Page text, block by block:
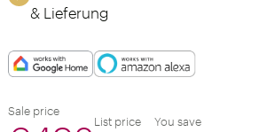
& Lieferung
Sale price
List price You save